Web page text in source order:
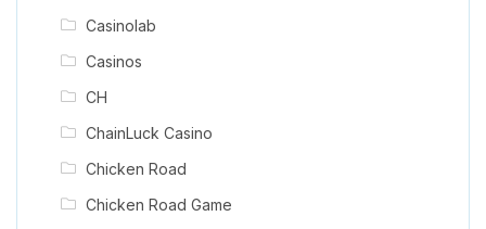
Casinolab
Casinos
CH
ChainLuck Casino
Chicken Road
Chicken Road Game